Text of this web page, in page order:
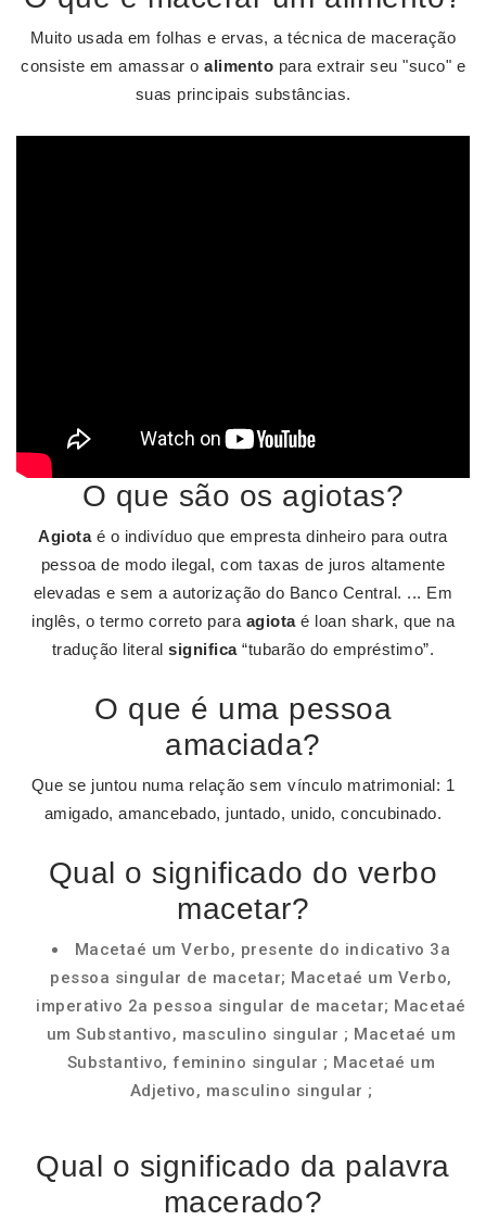
Muito usada em folhas e ervas, a técnica de maceração
consiste em amassar o alimento para extrair seu "suco" e
suas principais substâncias.
O que são os agiotas?
Agiotaé o indivíduo que empresta dinheiro para outra
pessoa de modo ilegal, com taxas de juros altamente
elevadas e sem a autorização do Banco Central. ... Em
inglês, o termo correto para agiotaé loan shark, que na
tradução literalsignifica“tubarão do empréstimo”.
O que é uma pessoa
amaciada?
Que se juntou numa relação sem vínculo matrimonial: 1
amigado, amancebado, juntado, unido, concubinado.
Qual o significado do verbo
macetar?
Macetaé um Verbo, presente do indicativo 3a
pessoa singular de macetar; Macetaé um Verbo,
imperativo 2a pessoa singular de macetar; Macetaé
um Substantivo, masculino singular ; Macetaé um
Substantivo, feminino singular ; Macetaé um
Adjetivo, masculino singular ;
Qual o significado da palavra
macerado?